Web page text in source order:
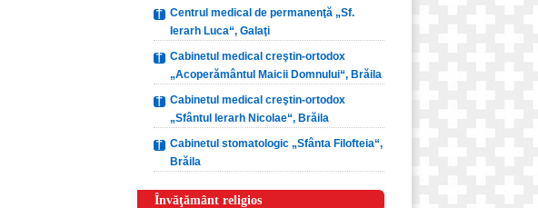
Centrul medical de permanenţă „Sf.
Ierarh Luca“, Galaţi
Cabinetul medical creştin-ortodox
„Acoperământul Maicii Domnului“, Brăila
Cabinetul medical creştin-ortodox
„Sfântul Ierarh Nicolae“, Brăila
Cabinetul stomatologic „Sfânta Filofteia“,
Brăila
Învăţământ religios